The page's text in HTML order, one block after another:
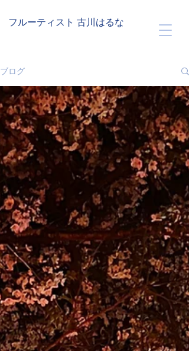
フルーティスト 古川はるな
ブログ